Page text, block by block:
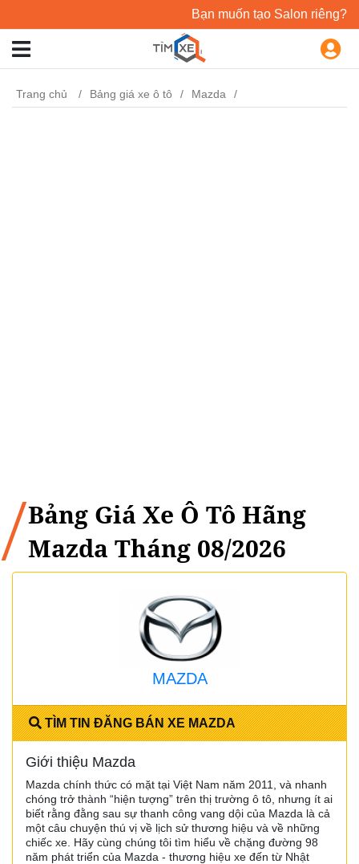
Bạn muốn tạo Salon riêng?
Trang chủ Bảng giá xe ô tô Mazda
Bảng Giá Xe Ô Tô Hãng
Mazda Tháng 08/2026
MAZDA
TÌM TIN ĐĂNG BÁN XE MAZDA
Giới thiệu Mazda
Mazda chính thức có mặt tại Việt Nam năm 2011, và nhanh
chóng trở thành “hiện tượng” trên thị trường ô tô, nhưng ít ai
biết rằng đằng sau sự thanh công vang dội của Mazda là cả
một câu chuyện thú vị về lịch sử thương hiệu và về những
chiếc xe. Hãy cùng chúng tôi tìm hiểu về chặng đường 98
năm phát triển của Mazda - thương hiệu xe đến từ Nhật